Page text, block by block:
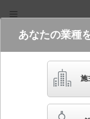
電気・建築設備（ビジネ
フリーワード
品番・
あなたの業種
施